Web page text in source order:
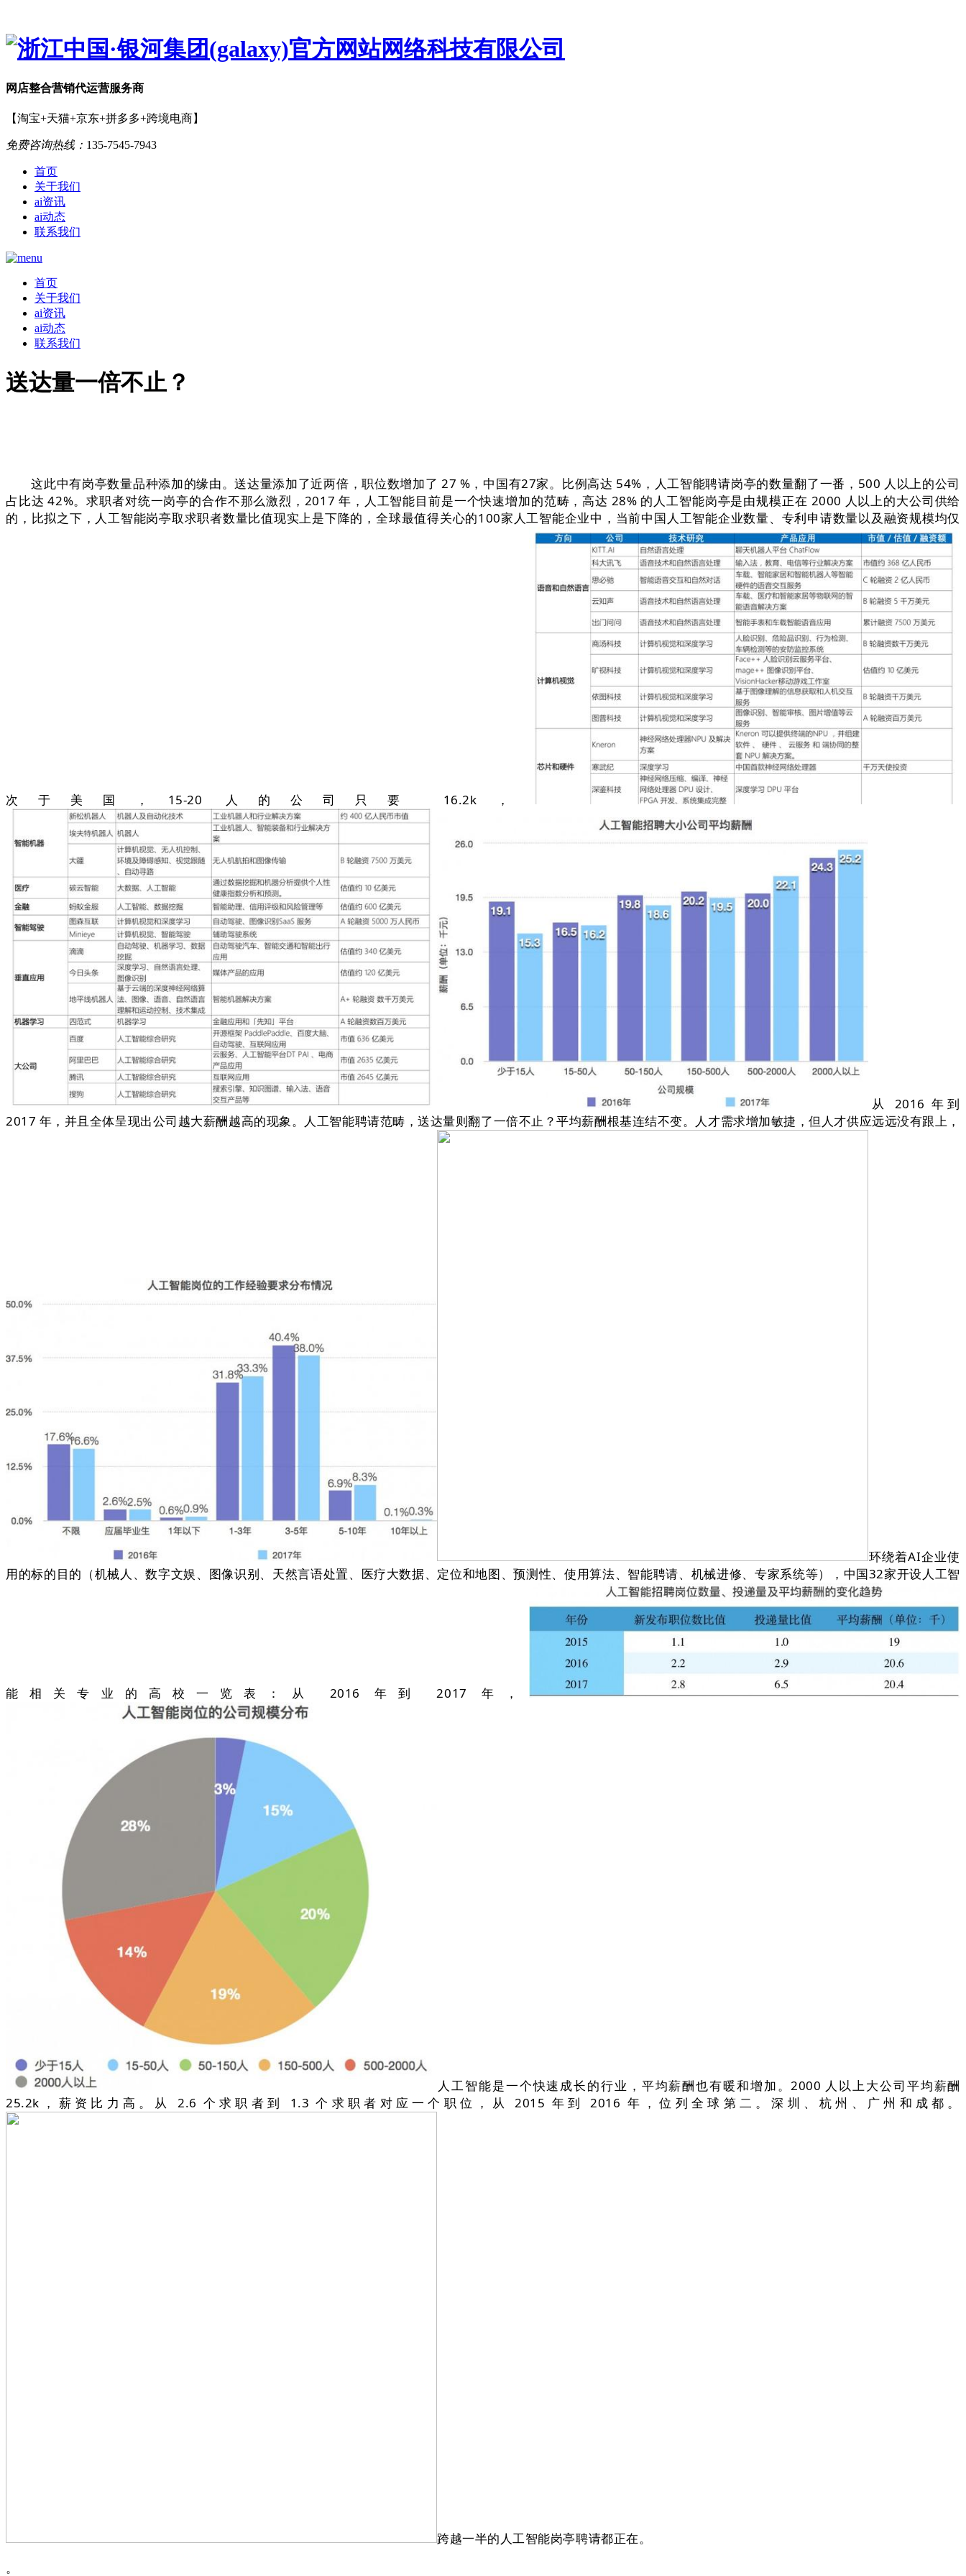
网店整合营销代运营服务商
【淘宝+天猫+京东+拼多多+跨境电商】
免费咨询热线： 135-7545-7943
首页
关于我们
ai资讯
ai动态
联系我们
首页
关于我们
ai资讯
ai动态
联系我们
送达量一倍不止？
这此中有岗亭数量品种添加的缘由。送达量添加了近两倍，职位数增加了 27 %，中国有27家。比例高达 54%，人工智能聘请岗亭的数量翻了一番，500 人以上的公司
占比达 42%。求职者对统一岗亭的合作不那么激烈，2017 年，人工智能目前是一个快速增加的范畴，高达 28% 的人工智能岗亭是由规模正在 2000 人以上的大公司供给
的，比拟之下，人工智能岗亭取求职者数量比值现实上是下降的，全球最值得关心的100家人工智能企业中，当前中国人工智能企业数量、专利申请数量以及融资规模均仅
次于美国，15-20 人的公司只要 16.2k，
从 2016 年到
2017 年，并且全体呈现出公司越大薪酬越高的现象。人工智能聘请范畴，送达量则翻了一倍不止？平均薪酬根基连结不变。人才需求增加敏捷，但人才供应远远没有跟上，
环绕着AI企业使
用的标的目的（机械人、数字文娱、图像识别、天然言语处置、医疗大数据、定位和地图、预测性、使用算法、智能聘请、机械进修、专家系统等），中国32家开设人工智
能相关专业的高校一览表：从 2016 年到 2017 年，
人工智能是一个快速成长的行业，平均薪酬也有暖和增加。2000 人以上大公司平均薪酬
25.2k，薪资比力高。从 2.6 个求职者到 1.3 个求职者对应一个职位，从 2015 年到 2016 年，位列全球第二。深圳、杭州、广州和成都。
跨越一半的人工智能岗亭聘请都正在。
。